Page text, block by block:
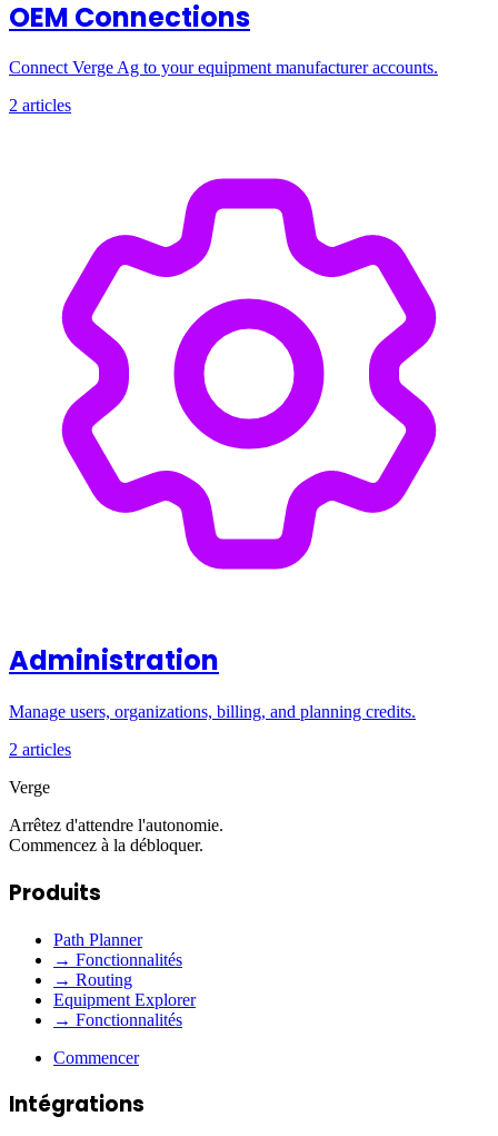
OEM Connections
Connect Verge Ag to your equipment manufacturer accounts.
2 articles
Administration
Manage users, organizations, billing, and planning credits.
2 articles
Verge
Arrêtez d'attendre l'autonomie.
Commencez à la débloquer.
Produits
Path Planner
→ Fonctionnalités
→ Routing
Equipment Explorer
→ Fonctionnalités
Commencer
Intégrations